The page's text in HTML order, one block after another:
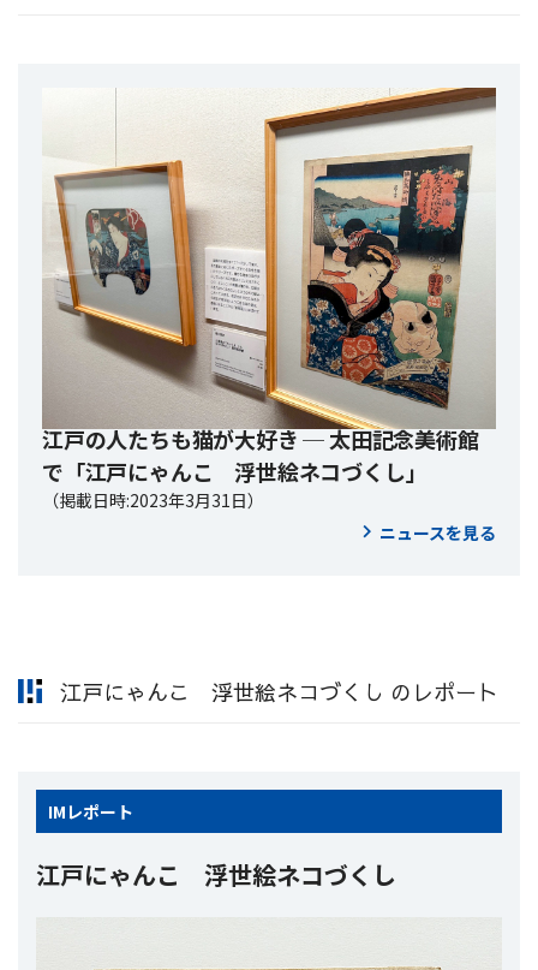
江戸の人たちも 猫が大好き ─ 太田記念美術館
で「江戸にゃんこ 浮世絵ネコづくし」
（掲載日時:2023年3月31日）
ニュースを見る
江戸にゃんこ 浮世絵ネコづくし のレポート
IM レポート
江戸にゃんこ 浮世絵ネコづくし